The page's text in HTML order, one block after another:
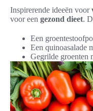
Inspirerende ideeën voor
voor een gezond dieet.
Een
Een quinoasalade
Gegrilde groenten